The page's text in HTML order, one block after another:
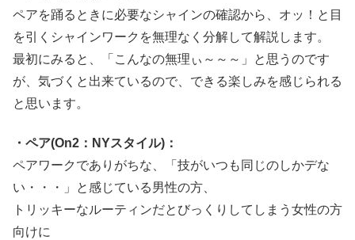
ペアを踊るときに必要なシャインの確認から、オッ！と目
を引くシャインワークを無理なく分解して解説します。
最初にみると、「こんなの無理ぃ～～～」と思うのです
が、気づくと出来ているので、できる楽しみを感じられる
と思います。
・ペア(On2：NYスタイル)：
ペアワークでありがちな、「技がいつも同じのしかデな
い・・・」と感じている男性の方、
トリッキーなルーティンだとびっくりしてしまう女性の方
向けに